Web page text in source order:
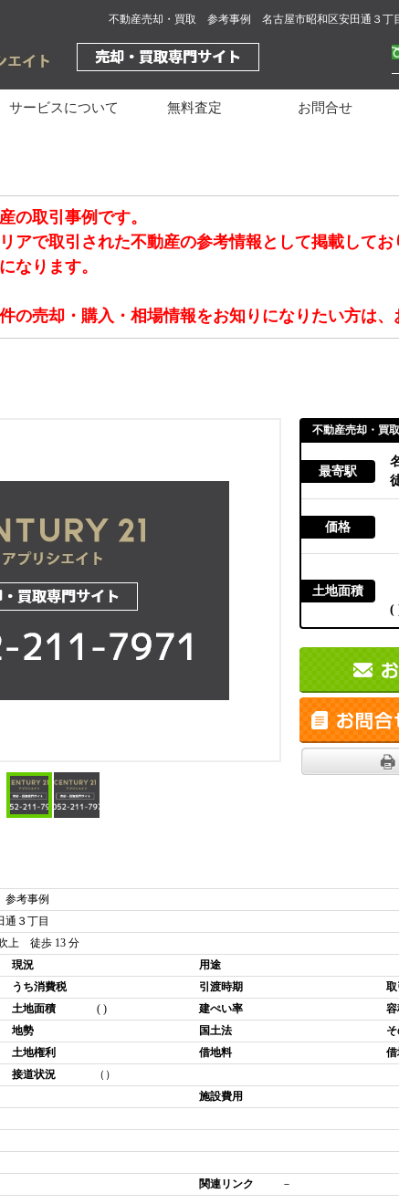
不動産売却・買取 参考事例 名古屋市昭和区安田通３
サービスについて 無料査定 お問合せ
の取引事例です。
アで取引された不動産の参考情報として掲載して
なります。
の売却・購入・相場情報をお知りになりたい方は、
不動産売却・買
最寄駅
価格
土地面積
(
考事例
通３丁目
上 徒歩 13 分
現況
用途
うち消費税 引渡時期
土地面積 ( ) 建ぺい率
地勢 国土法
土地権利 借地料
借
接道状況
（）
施設費用
関連リンク －